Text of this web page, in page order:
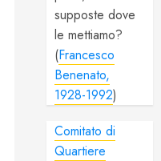
supposte dove
le mettiamo?
(Francesco
Benenato,
1928-1992)
Comitato di
Quartiere